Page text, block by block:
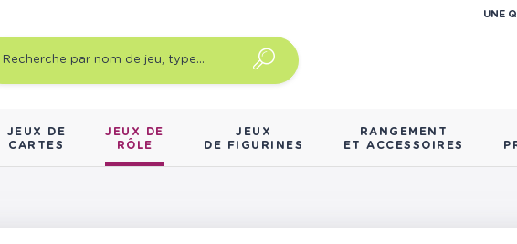
UNE
JEUX DE
CARTES
JEUX DE
RÔLE
JEUX
DE FIGURINES
RANGEMENT
ET ACCESSOIRES